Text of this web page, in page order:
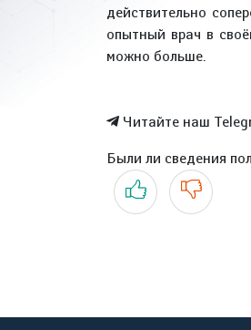
действительно
опытный врач в
можно больше.
Читайте наш
Были ли сведения
Да Нет